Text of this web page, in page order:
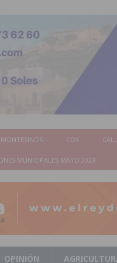
MONTESINOS COX
MUNICIPALES MAYO 2023
OPINIÓN